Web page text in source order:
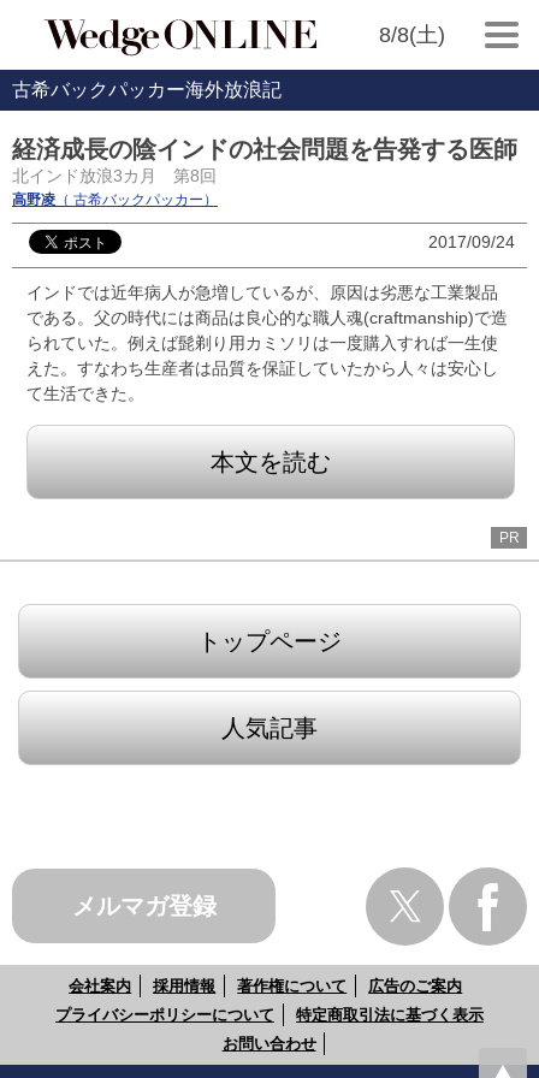
8/8(土)
古希バックパッカー海外放浪記
経済成長の陰インドの社会問題を告発する医師
北インド放浪3カ月 第8回
高野凌 （ 古希バックパッカー）
2017/09/24
インドでは近年病人が急増しているが、原因は劣悪な工業製品
である。父の時代には商品は良心的な職人魂(craftmanship)で造
られていた。例えば髭剃り用カミソリは一度購入すれば一生使
えた。すなわち生産者は品質を保証していたから人々は安心し
て生活できた。
本文を読む
PR
トップページ
人気記事
メルマガ登録
会社案内 採用情報 著作権について
広告のご案内
プライバシーポリシーについて
特定商取引法に基づく表示
お問い合わせ